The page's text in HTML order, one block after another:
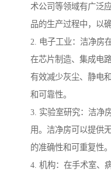
术公司等领域有广泛
品的生产过程中，以
2. 电子工业：洁净房
在芯片制造、集成电
有效减少灰尘、静电
和可靠性。
3. 实验室研究：洁净
用。洁净房可以提供
的准确性和可重复性。
4. 机构：在手术室、